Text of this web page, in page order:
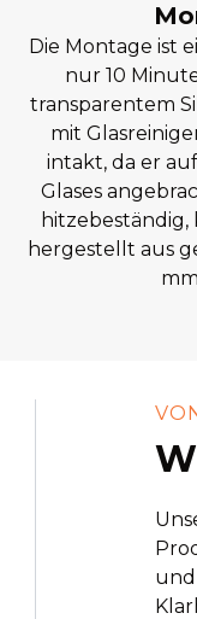
Die Montage ist
nur 10
transparentem
mit
intakt, da er
Glases
hergestellt aus